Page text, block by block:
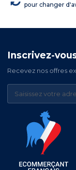
pour changer
Inscrivez-
Recevez nos offres